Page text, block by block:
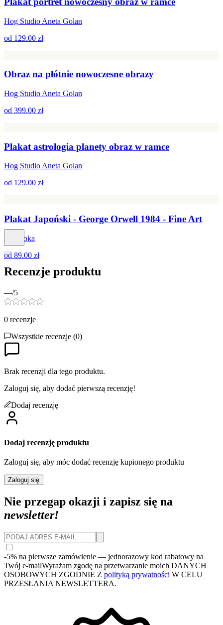
Hog Studio Aneta Golan
od 129.00 zł
Obraz na płótnie nowoczesne obrazy
Hog Studio Aneta Golan
od 399.00 zł
Plakat astrologia planety obraz w ramce
Hog Studio Aneta Golan
od 129.00 zł
Plakat Japoński - George Orwell 1984 - Fine Art
Dapidoka
od 89.00 zł
Recenzje produktu
—/5
0 recenzje
Wszystkie recenzje (0)
Brak recenzji dla tego produktu.
Zaloguj się, aby dodać pierwszą recenzję!
Dodaj recenzję
Dodaj recenzję produktu
Zaloguj się, aby móc dodać recenzję kupionego produktu
Zaloguj się
Nie przegap okazji i zapisz się na
newsletter!
-5% na pierwsze zamówienie — jednorazowy kod rabatowy na
Twój e-mailWyrażam zgodę na przetwarzanie moich DANYCH
OSOBOWYCH ZGODNIE Z polityką prywatności W CELU
PRZESŁANIA NEWSLETTERA.